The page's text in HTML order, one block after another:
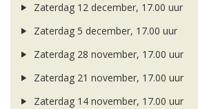
Zaterdag 12 december, 17.00 uur
Zaterdag 5 december, 17.00 uur
Zaterdag 28 november, 17.00 uur
Zaterdag 21 november, 17.00 uur
Zaterdag 14 november, 17.00 uur